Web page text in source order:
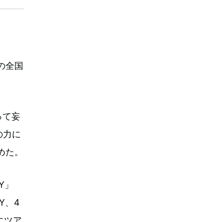
全国
て妄
力に
。
、4